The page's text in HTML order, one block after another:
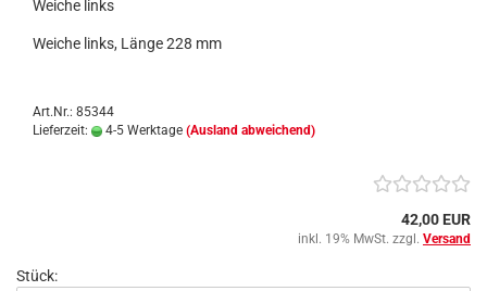
Weiche links
Weiche links, Länge 228 mm
Art.Nr.: 85344
Lieferzeit:
4-5 Werktage (Ausland abweichend)
42,00 EUR
inkl. 19% MwSt. zzgl. Versand
Stück: